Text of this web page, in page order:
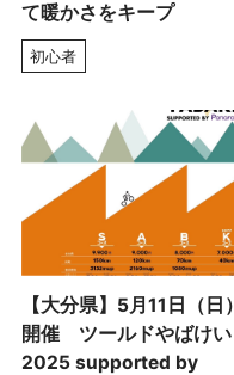
て暖かさをキープ
初心者
【大分県】5月11日（日）
開催 ツールドやばけい
2025 supported by